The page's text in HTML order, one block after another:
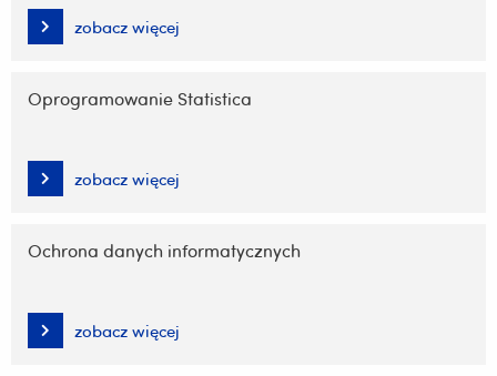
zobacz więcej
Oprogramowanie Statistica
zobacz więcej
Ochrona danych informatycznych
zobacz więcej